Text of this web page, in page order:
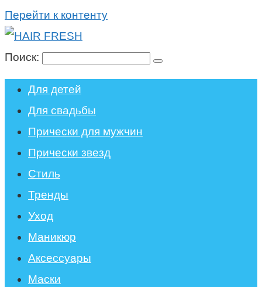
Перейти к контенту
Поиск:
Для детей
Для свадьбы
Прически для мужчин
Прически звезд
Стиль
Тренды
Уход
Маникюр
Аксессуары
Маски